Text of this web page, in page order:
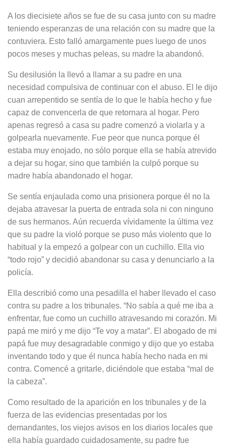
A los diecisiete años se fue de su casa junto con su madre
teniendo esperanzas de una relación con su madre que la
contuviera. Esto falló amargamente pues luego de unos
pocos meses y muchas peleas, su madre la abandonó.
Su desilusión la llevó a llamar a su padre en una
necesidad compulsiva de continuar con el abuso. El le dijo
cuan arrepentido se sentía de lo que le había hecho y fue
capaz de convencerla de que retornara al hogar. Pero
apenas regresó a casa su padre comenzó a violarla y a
golpearla nuevamente. Fue peor que nunca porque él
estaba muy enojado, no sólo porque ella se había atrevido
a dejar su hogar, sino que también la culpó porque su
madre había abandonado el hogar.
Se sentía enjaulada como una prisionera porque él no la
dejaba atravesar la puerta de entrada sola ni con ninguno
de sus hermanos. Aún recuerda vívidamente la última vez
que su padre la violó porque se puso más violento que lo
habitual y la empezó a golpear con un cuchillo. Ella vio
“todo rojo” y decidió abandonar su casa y denunciarlo a la
policía.
Ella describió como una pesadilla el haber llevado el caso
contra su padre a los tribunales. “No sabía a qué me iba a
enfrentar, fue como un cuchillo atravesando mi corazón. Mi
papá me miró y me dijo “Te voy a matar”. El abogado de mi
papá fue muy desagradable conmigo y dijo que yo estaba
inventando todo y que él nunca había hecho nada en mi
contra. Comencé a gritarle, diciéndole que estaba “mal de
la cabeza”.
Como resultado de la aparición en los tribunales y de la
fuerza de las evidencias presentadas por los
demandantes, los viejos avisos en los diarios locales que
ella había guardado cuidadosamente, su padre fue